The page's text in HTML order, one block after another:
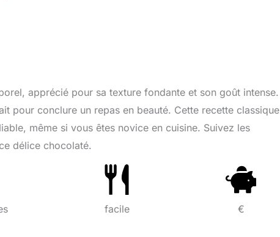
apprécié pour sa texture fondante et son goût intense.
pour conclure un repas en beauté. Cette recette classique
même si vous êtes novice en cuisine. Suivez les
délice chocolaté.
facile €